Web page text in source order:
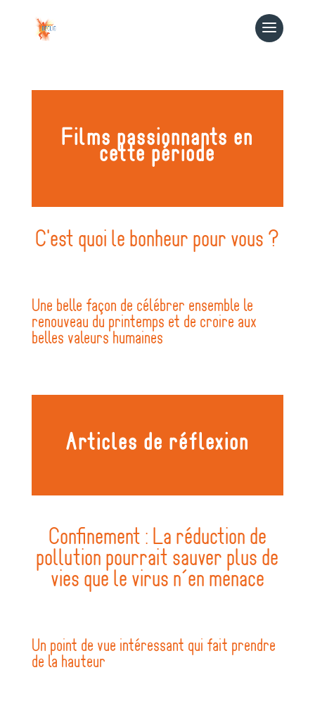
Films passionnants en
cette période
C'est quoi le bonheur pour vous ?
Une belle façon de célébrer ensemble le
renouveau du printemps et de croire aux
belles valeurs humaines
Articles de réflexion
Confinement : La réduction de
pollution pourrait sauver plus de
vies que le virus n’en menace
Un point de vue intéressant qui fait prendre
de la hauteur